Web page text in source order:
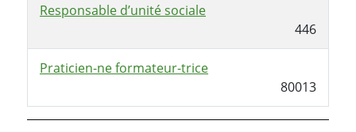
Responsable d’unité sociale
446
Praticien-ne formateur-trice
80013